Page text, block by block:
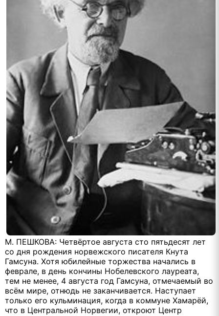
М. ПЕШКОВА: Четвёртое августа сто пятьдесят лет
со дня рождения норвежского писателя Кнута
Гамсуна. Хотя юбилейные торжества начались в
феврале, в день кончины Нобелевского лауреата,
тем не менее, 4 августа год Гамсуна, отмечаемый во
всём мире, отнюдь не заканчивается. Наступает
только его кульминация, когда в коммуне Хамарёй,
что в Центральной Норвегии, откроют Центр